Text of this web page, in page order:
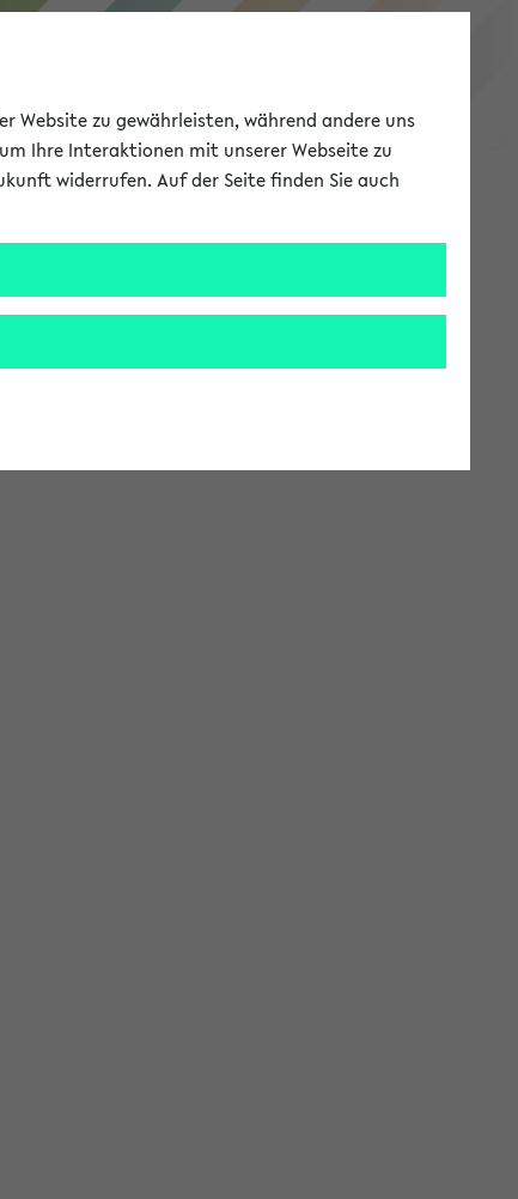
eKVV
Website zu gewährleisten, während andere uns
Ihre Interaktionen mit unserer Webseite zu
widerrufen. Auf der Seite finden Sie auch